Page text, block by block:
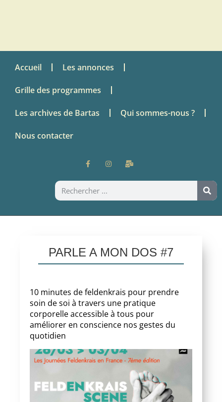
Accueil Les annonces
Grille des programmes
Les archives de Bartas Qui sommes-nous ?
Nous contacter
PARLE A MON DOS #7
10 minutes de feldenkrais pour prendre
soin de soi à travers une pratique
corporelle accessible à tous pour
améliorer en conscience nos gestes du
quotidien